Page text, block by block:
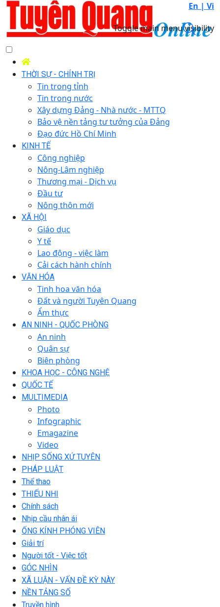
En | Vi
Toggle main menu visibility
THỜI SỰ - CHÍNH TRỊ
Tin trong tỉnh
Tin trong nước
Xây dựng Đảng - Nhà nước - MTTQ
Bảo vệ nền tảng tư tưởng của Đảng
Đạo đức Hồ Chí Minh
KINH TẾ
Công nghiệp
Nông-Lâm nghiệp
Thương mại - Dịch vụ
Đầu tư
Nông thôn mới
XÃ HỘI
Giáo dục
Y tế
Lao động - việc làm
Cải cách hành chính
VĂN HÓA
Tinh hoa văn hóa
Đất và người Tuyên Quang
Ẩm thực
AN NINH - QUỐC PHÒNG
An ninh
Quân sự
Biên phòng
KHOA HỌC - CÔNG NGHỆ
QUỐC TẾ
MULTIMEDIA
Photo
Infographic
Emagazine
Video
NHỊP SỐNG XỨ TUYÊN
PHÁP LUẬT
Thể thao
THIẾU NHI
Chính sách
Nhịp cầu nhân ái
ỐNG KÍNH PHÓNG VIÊN
Giải trí
Người tốt - Việc tốt
GÓC NHÌN
XÃ LUẬN - VẤN ĐỀ KỲ NÀY
NỀN TẢNG SỐ
Truyền hình